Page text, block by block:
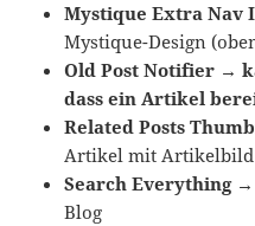
Mystique Extra Nav
Mystique-Design
Old Post Notifier →
dass ein Artikel
Related Posts
Artikel mit
Search Everything →
Blog